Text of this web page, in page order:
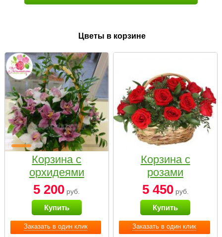
Цветы в корзине
Заказать в один клик
Корзина с
орхидеями
малая
5 200 руб.
Купить
Заказать в один клик
Корзина с
розами
«Красный
Париж»
5 450руб.
Купить